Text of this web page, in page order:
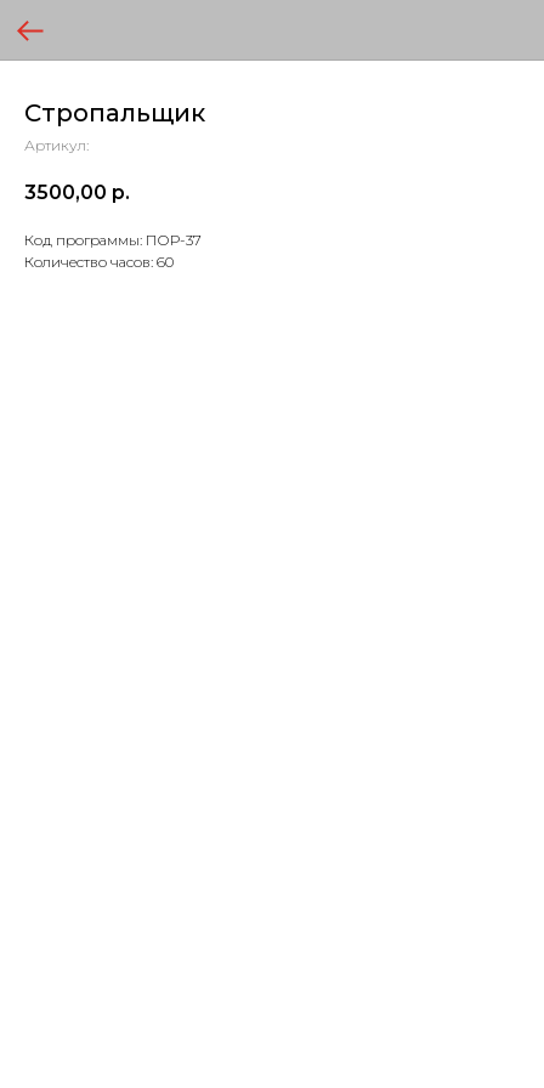
Стропальщик
Артикул:
3500,00 р.
Код программы: ПОР-37
Количество часов: 60